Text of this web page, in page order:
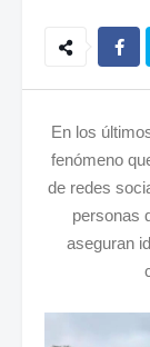
En los
fenómeno
de redes
personas
aseguran